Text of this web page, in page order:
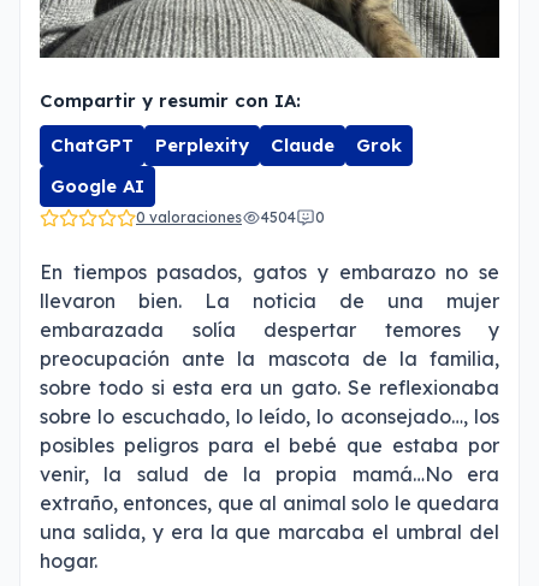
Compartir y resumir con IA:
ChatGPT
Perplexity Claude
Grok
Google AI
0 valoraciones 4504 0
En tiempos pasados, gatos y embarazo no se
llevaron bien. La noticia de una mujer
embarazada solía despertar temores y
preocupación ante la mascota de la familia,
sobre todo si esta era un gato. Se reflexionaba
sobre lo escuchado, lo leído, lo aconsejado…, los
posibles peligros para el bebé que estaba por
venir, la salud de la propia mamá…No era
extraño, entonces, que al animal solo le quedara
una salida, y era la que marcaba el umbral del
hogar.